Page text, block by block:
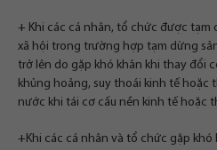
+ Khi các cá nhân, tổ chức được tạm
xã hội trong trường hợp tạm dừng
trở lên do gặp khó khăn khi thay đổi
khủng hoảng, suy thoái kinh tế hoặc
nước khi tái cơ cấu nền kinh tế hoặc
+Khi các cá nhân và tổ chức gặp